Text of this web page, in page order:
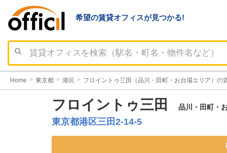
希望の賃貸オフィスが見つかる!
Home 東京都 港区 フロイントゥ三田（品川・田町・お台場エリア）の
フロイントゥ三田 品川・田町・
東京都港区三田2-14-5